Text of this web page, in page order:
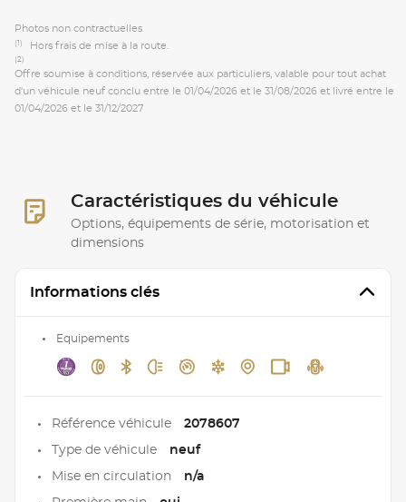
Photos non contractuelles
(1) Hors frais de mise à la route.
(2)
Offre soumise à conditions, réservée aux particuliers, valable pour tout achat
d'un véhicule neuf conclu entre le 01/04/2026 et le 31/08/2026 et livré entre le
01/04/2026 et le 31/12/2027
Caractéristiques du véhicule
Options, équipements de série, motorisation et
dimensions
Informations clés
Equipements
Référence véhicule 2078607
Type de véhicule neuf
Mise en circulation n/a